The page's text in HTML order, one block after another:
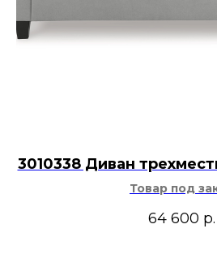
3010338 Диван
Товар под
64 600 р.